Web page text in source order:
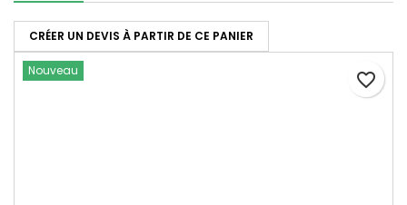
CRÉER UN DEVIS À PARTIR DE CE PANIER
favorite_border
Nouveau